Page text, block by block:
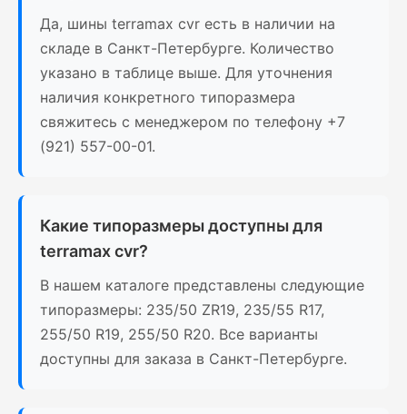
Да, шины terramax cvr есть в наличии на
складе в Санкт-Петербурге. Количество
указано в таблице выше. Для уточнения
наличия конкретного типоразмера
свяжитесь с менеджером по телефону +7
(921) 557-00-01.
Какие типоразмеры доступны для
terramax cvr?
В нашем каталоге представлены следующие
типоразмеры: 235/50 ZR19, 235/55 R17,
255/50 R19, 255/50 R20. Все варианты
доступны для заказа в Санкт-Петербурге.